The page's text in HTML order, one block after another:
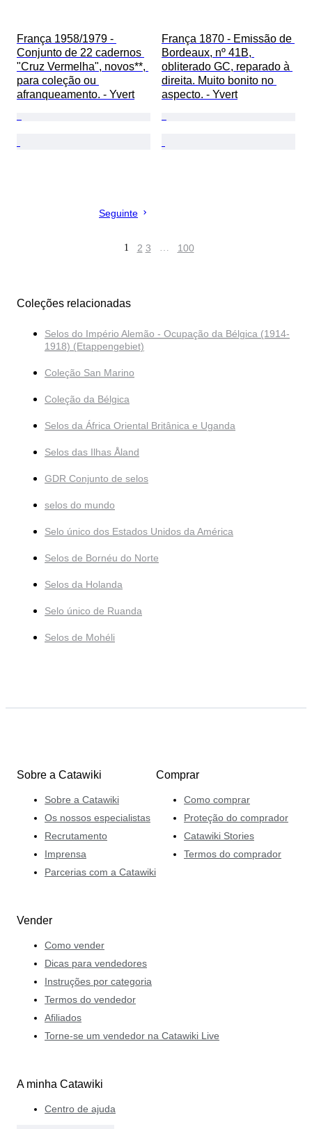
França 1958/1979 -
Conjunto de 22 cadernos
"Cruz Vermelha", novos**,
para coleção ou
afranqueamento. - Yvert
França 1870 - Emissão de
Bordeaux, nº 41B,
obliterado GC, reparado à
direita. Muito bonito no
aspecto. - Yvert
Seguinte
1 2 3 … 100
Coleções relacionadas
Selos do Império Alemão - Ocupação da Bélgica (1914-
1918) (Etappengebiet)
Coleção San Marino
Coleção da Bélgica
Selos da África Oriental Britânica e Uganda
Selos das Ilhas Åland
GDR Conjunto de selos
selos do mundo
Selo único dos Estados Unidos da América
Selos de Bornéu do Norte
Selos da Holanda
Selo único de Ruanda
Selos de Mohéli
Sobre a Catawiki
Sobre a Catawiki
Os nossos especialistas
Recrutamento
Imprensa
Parcerias com a Catawiki
Comprar
Como comprar
Proteção do comprador
Catawiki Stories
Termos do comprador
Vender
Como vender
Dicas para vendedores
Instruções por categoria
Termos do vendedor
Afiliados
Torne-se um vendedor na Catawiki Live
A minha Catawiki
Centro de ajuda